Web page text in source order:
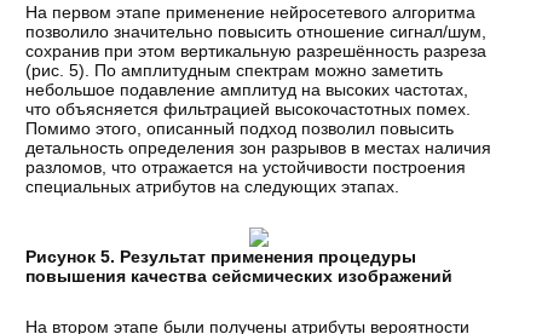
На первом этапе применение нейросетевого алгоритма
позволило значительно повысить отношение сигнал/шум,
сохранив при этом вертикальную разрешённость разреза
(рис. 5). По амплитудным спектрам можно заметить
небольшое подавление амплитуд на высоких частотах,
что объясняется фильтрацией высокочастотных помех.
Помимо этого, описанный подход позволил повысить
детальность определения зон разрывов в местах наличия
разломов, что отражается на устойчивости построения
специальных атрибутов на следующих этапах.
Рисунок 5. Результат применения процедуры
повышения качества сейсмических изображений
На втором этапе были получены атрибуты вероятности